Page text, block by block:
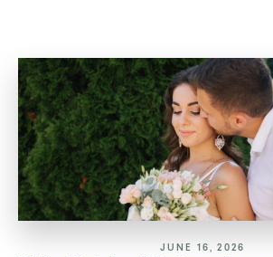
JUNE 16, 2026